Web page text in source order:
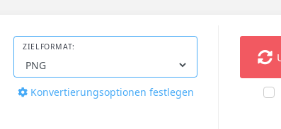
ZIELFORMAT:
Konvertierungsoptionen festlegen